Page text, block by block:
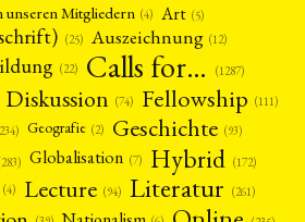
unseren Mitgliedern (4) Art (5)
(25) Auszeichnung (12)
(22) Calls for… (1287)
Diskussion (74) Fellowship (111)
Geografie (2) Geschichte (93)
Globalisation (7) Hybrid (172)
(4) Lecture (94) Literatur (261)